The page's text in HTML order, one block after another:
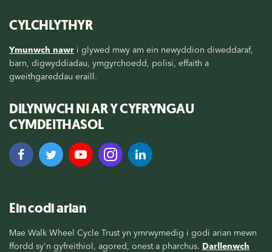
CYLCHLYTHYR
Ymunwch nawr i glywed mwy am ein newyddion diweddaraf,
barn, digwyddiadau, ymgyrchoedd, polisi, effaith a
gweithgareddau eraill.
DILYNWCH NI AR Y CYFRYNGAU
CYMDEITHASOL
Ein codi arian
Mae Walk Wheel Cycle Trust yn ymrwymedig i godi arian mewn
ffordd sy'n gyfreithiol, agored, onest a pharchus. Darllenwch